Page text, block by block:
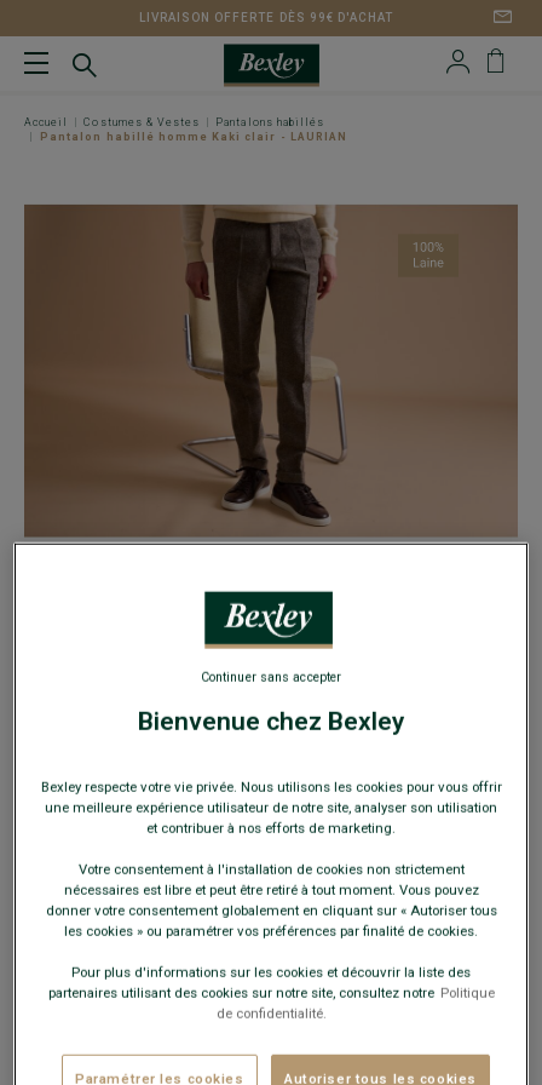
LIVRAISON OFFERTE DÈS 99€ D'ACHAT
Accueil Costumes & Vestes
Pantalons habillés
Pantalon habillé homme Kaki clair - LAURIAN
Pantalon habillé homme Kaki clair - LAURIAN
99,00 €
Le 2e pantalon de costume
Payez en plusieurs fois dès 199€ d'achat
COULEURS DISPONIBLES
Bienvenue chez Bexley
Bexley respecte votre vie privée. Nous utilisons les cookies pour vous offrir
une meilleure expérience utilisateur de notre site, analyser son utilisation
et contribuer à nos efforts de marketing.
Votre consentement à l'installation de cookies non strictement
nécessaires est libre et peut être retiré à tout moment. Vous pouvez
donner votre consentement globalement en cliquant sur « Autoriser tous
les cookies » ou paramétrer vos préférences par finalité de cookies.
Pour plus d'informations sur les cookies et découvrir la liste des
partenaires utilisant des cookies sur notre site, consultez notre Politique
de confidentialité.
Paramétrer les cookies Autoriser tous les cookies
Continuer sans accepter